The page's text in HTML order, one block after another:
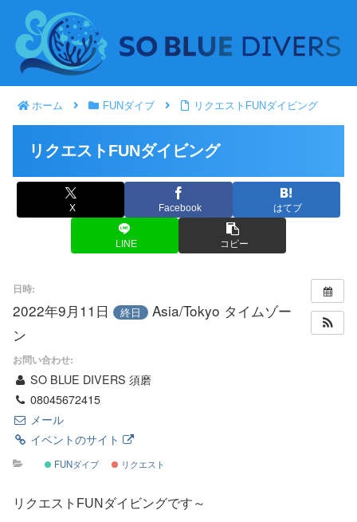
ホーム FUNダイブ リクエストFUNダイビング
リクエストFUNダイビング
X Facebook はてブ
LINE コピー
日時:
2022年9月11日 終日
Asia/Tokyo タイムゾー
ン
お問い合わせ:
SO BLUE DIVERS 須磨
08045672415
メール
イベントのサイト
FUNダイブ リクエスト
リクエストFUNダイビングです～